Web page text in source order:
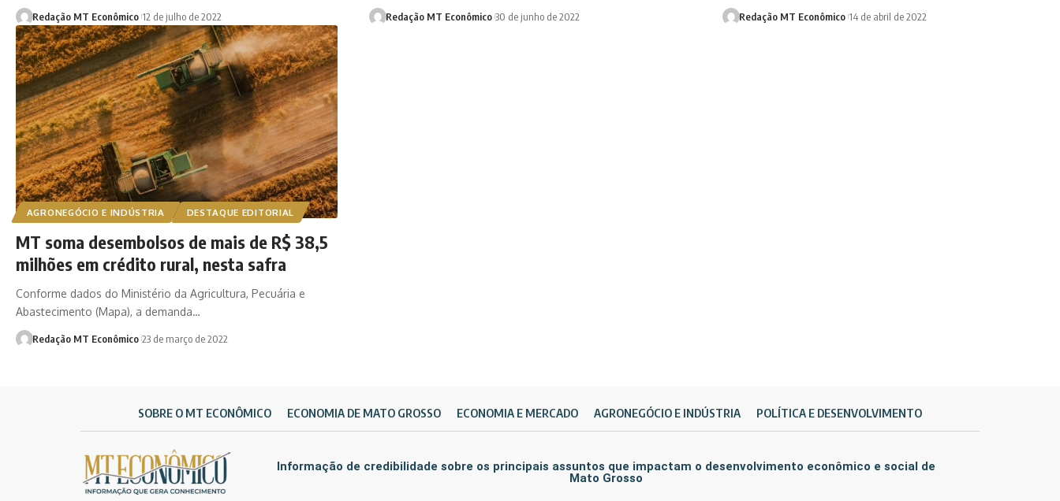
Redação MT Econômico 12 de julho de 2022 Redação MT Econômico 30 de junho de 2022 Redação MT Econômico 14 de abril de 2022
AGRONEGÓCIO E INDÚSTRIA DESTAQUE EDITORIAL
MT soma desembolsos de mais de R$ 38,5
milhões em crédito rural, nesta safra
Conforme dados do Ministério da Agricultura, Pecuária e
Abastecimento (Mapa), a demanda…
Redação MT Econômico 23 de março de 2022
SOBRE O MT ECONÔMICO ECONOMIA DE MATO GROSSO ECONOMIA E MERCADO AGRONEGÓCIO E INDÚSTRIA POLÍTICA E DESENVOLVIMENTO
Informação de credibilidade sobre os principais assuntos que impactam o desenvolvimento econômico e social de
Mato Grosso